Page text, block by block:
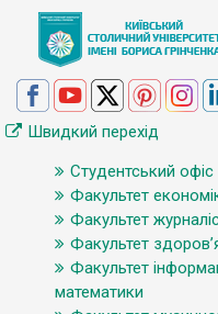
Швидкий перехід
Студентський офіс
Факультет
Факультет
Факультет
Факультет
математики